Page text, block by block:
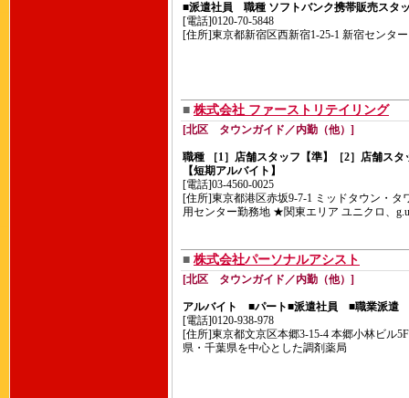
■派遣社員 職種 ソフトバンク携帯販売スタ
[電話]0120-70-5848
[住所]東京都新宿区西新宿1-25-1 新宿センタ
■ 株式会社 ファーストリテイリング
[北区 タウンガイド／内勤（他）]
職種 ［1］店舗スタッフ【準】［2］店舗ス
【短期アルバイト】
[電話]03-4560-0025
[住所]東京都港区赤坂9-7-1 ミッドタウン・
用センター勤務地 ★関東エリア ユニクロ、
■ 株式会社パーソナルアシスト
[北区 タウンガイド／内勤（他）]
アルバイト ■パート■派遣社員 ■職業派
[電話]0120-938-978
[住所]東京都文京区本郷3-15-4 本郷小林ビル
県・千葉県を中心とした調剤薬局